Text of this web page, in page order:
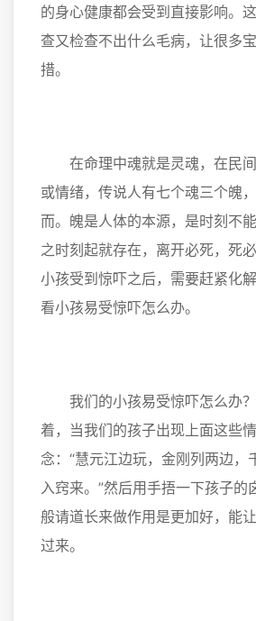
的身心健康都会受到直接影响。
查又检查不出什么毛病，让很多
措。
在命理中魂就是灵魂，在民间
或情绪，传说人有七个魂三个魄，
而。魄是人体的本源，是时刻不
之时刻起就存在，离开必死，死
小孩受到惊吓之后，需要赶紧化
看小孩易受惊吓怎么办。
我们的小孩易受惊吓怎么办？
着，当我们的孩子出现上面这些
念：“慧元江边玩，金刚列两边，
入窍来。”然后用手捂一下孩子的
般请道长来做作用是更加好，能
过来。